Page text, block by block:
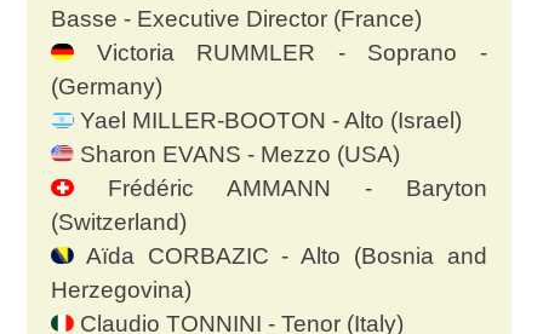
Basse - Executive Director (France)
Victoria RUMMLER - Soprano -
(Germany)
Yael MILLER-BOOTON - Alto (Israel)
Sharon EVANS - Mezzo (USA)
Frédéric AMMANN - Baryton
(Switzerland)
Aïda CORBAZIC - Alto (Bosnia and
Herzegovina)
Claudio TONNINI - Tenor (Italy)